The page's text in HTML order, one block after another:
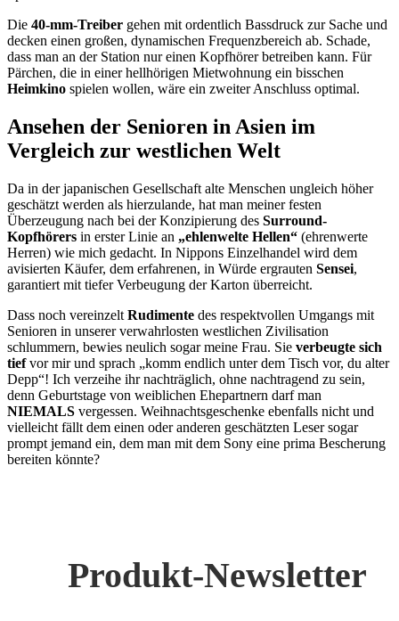
Die 40-mm-Treiber gehen mit ordentlich Bassdruck zur Sache und
decken einen großen, dynamischen Frequenzbereich ab. Schade,
dass man an der Station nur einen Kopfhörer betreiben kann. Für
Pärchen, die in einer hellhörigen Mietwohnung ein bisschen
Heimkino spielen wollen, wäre ein zweiter Anschluss optimal.
Ansehen der Senioren in Asien im
Vergleich zur westlichen Welt
Da in der japanischen Gesellschaft alte Menschen ungleich höher
geschätzt werden als hierzulande, hat man meiner festen
Überzeugung nach bei der Konzipierung des Surround-
Kopfhörers in erster Linie an „ehlenwelte Hellen“ (ehrenwerte
Herren) wie mich gedacht. In Nippons Einzelhandel wird dem
avisierten Käufer, dem erfahrenen, in Würde ergrauten Sensei,
garantiert mit tiefer Verbeugung der Karton überreicht.
Dass noch vereinzelt Rudimente des respektvollen Umgangs mit
Senioren in unserer verwahrlosten westlichen Zivilisation
schlummern, bewies neulich sogar meine Frau. Sie verbeugte sich
tiefvor mir und sprach „komm endlich unter dem Tisch vor, du alter
Depp“! Ich verzeihe ihr nachträglich, ohne nachtragend zu sein,
denn Geburtstage von weiblichen Ehepartnern darf man
NIEMALS vergessen. Weihnachtsgeschenke ebenfalls nicht und
vielleicht fällt dem einen oder anderen geschätzten Leser sogar
prompt jemand ein, dem man mit dem Sony eine prima Bescherung
bereiten könnte?
Produkt-Newsletter